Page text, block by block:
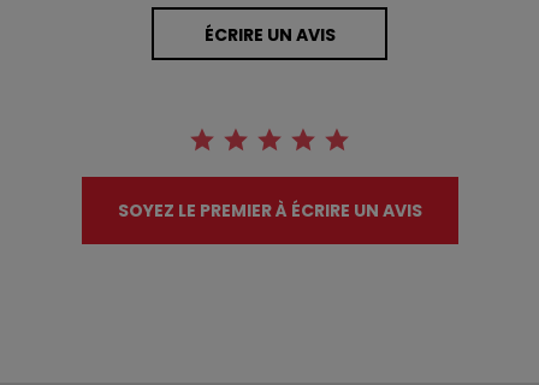
ÉCRIRE UN AVIS
SOYEZ LE PREMIER À ÉCRIRE UN AVIS